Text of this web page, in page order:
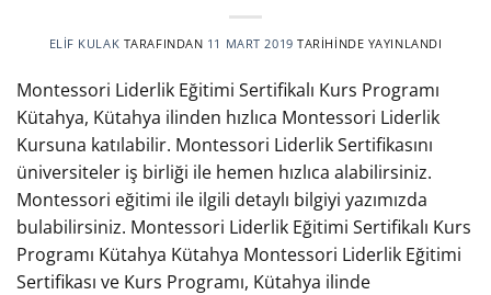
ELIF KULAK TARAFINDAN 11 MART 2019 TARIHINDE YAYINLANDI
Montessori Liderlik Eğitimi Sertifikalı Kurs Programı
Kütahya, Kütahya ilinden hızlıca Montessori Liderlik
Kursuna katılabilir. Montessori Liderlik Sertifikasını
üniversiteler iş birliği ile hemen hızlıca alabilirsiniz.
Montessori eğitimi ile ilgili detaylı bilgiyi yazımızda
bulabilirsiniz. Montessori Liderlik Eğitimi Sertifikalı Kurs
Programı Kütahya Kütahya Montessori Liderlik Eğitimi
Sertifikası ve Kurs Programı, Kütahya ilinde